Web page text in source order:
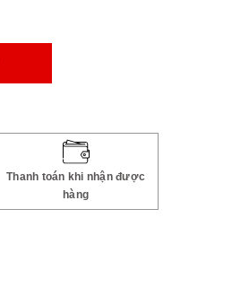
Thanh toán khi nhận được
hàng